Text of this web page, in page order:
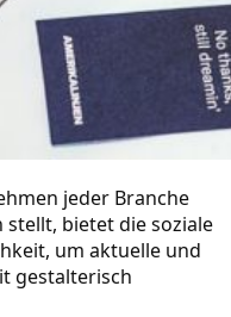
jeder Branche
bietet die soziale
um aktuelle und
gestalterisch